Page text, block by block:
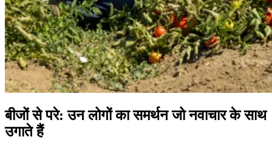
बीजों से परे: उन लोगों का समर्थन जोनवाचार के साथ
उगाते हैं